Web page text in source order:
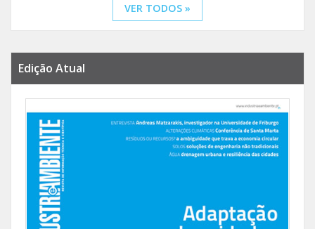
VER TODOS »
Edição Atual